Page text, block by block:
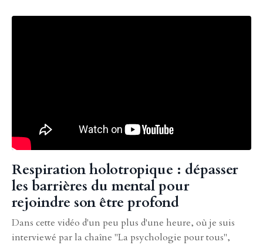
Respiration holotropique : dépasser
les barrières du mental pour
rejoindre son être profond
Dans cette vidéo d'un peu plus d'une heure, où je suis
interviewé par la chaîne "La psychologie pour tous",